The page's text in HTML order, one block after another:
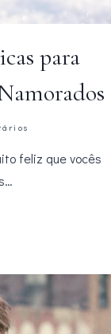
para
feliz que vocês